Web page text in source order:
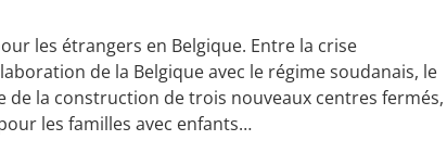
les étrangers en Belgique. Entre la crise
de la Belgique avec le régime soudanais, le
de la construction de trois nouveaux centres fermés,
les familles avec enfants…